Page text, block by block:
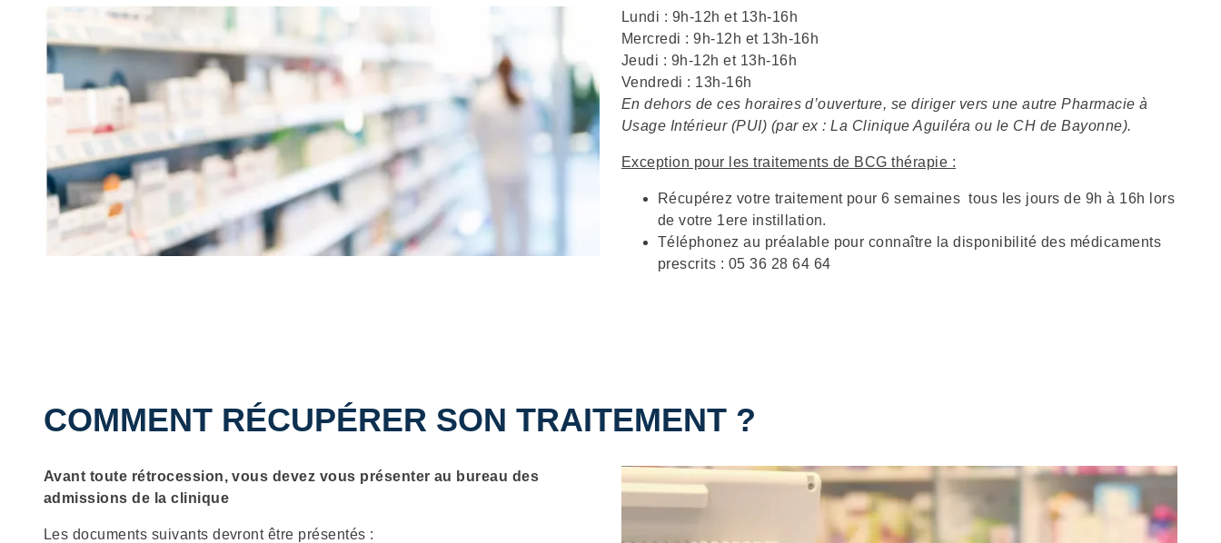
Description
Lundi : 9h-12h et 13h-16h
Mercredi : 9h-12h et 13h-16h
Jeudi : 9h-12h et 13h-16h
Vendredi : 13h-16h
En dehors de ces horaires d’ouverture, se diriger vers une autre Pharmacie à
Usage Intérieur (PUI) (par ex : La Clinique Aguiléra ou le CH de Bayonne).
Exception pour les traitements de BCG thérapie :
Récupérez votre traitement pour 6 semaines tous les jours de 9h à 16h lors
de votre 1ere instillation.
Téléphonez au préalable pour connaître la disponibilité des médicaments
prescrits : 05 36 28 64 64
COMMENT RÉCUPÉRER SON TRAITEMENT ?
Description
Avant toute rétrocession, vous devez vous présenter au bureau des
admissions de la clinique
Les documents suivants devront être présentés :